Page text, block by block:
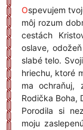
Ospevujem
môj rozum
cestách
oslave,
slabé telo.
hriechu, ktoré
ma ochraňuj,
Rodička Boha,
Porodila si
moju